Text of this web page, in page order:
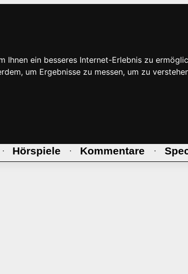
ein besseres Internet-Erlebnis zu
um Ergebnisse zu messen, um zu
· Hörspiele · Kommentare ·